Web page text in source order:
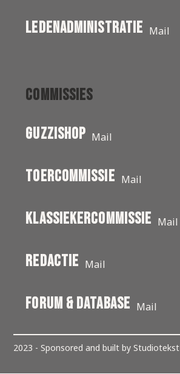
ledenadministratie Mail
Commissies
Guzzishop Mail
toercommissie Mail
klassiekercommissie Mail
Redactie Mail
Forum & Database Mail
2023 - Sponsored and built by Studiotekst